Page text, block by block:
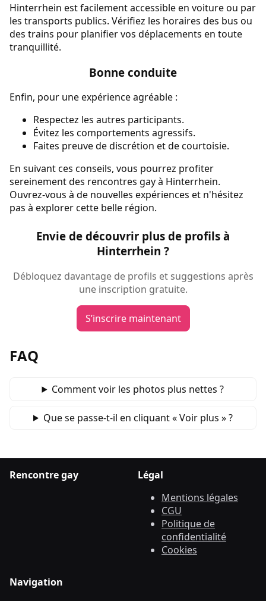
Hinterrhein est facilement accessible en voiture ou par
les transports publics. Vérifiez les horaires des bus ou
des trains pour planifier vos déplacements en toute
tranquillité.
Bonne conduite
Enfin, pour une expérience agréable :
Respectez les autres participants.
Évitez les comportements agressifs.
Faites preuve de discrétion et de courtoisie.
En suivant ces conseils, vous pourrez profiter
sereinement des rencontres gay à Hinterrhein.
Ouvrez-vous à de nouvelles expériences et n'hésitez
pas à explorer cette belle région.
Envie de découvrir plus de profils à
Hinterrhein ?
Débloquez davantage de profils et suggestions après
une inscription gratuite.
S’inscrire maintenant
FAQ
Comment voir les photos plus nettes ?
Que se passe‑t‑il en cliquant « Voir plus » ?
Rencontre gay
Légal
Mentions légales
CGU
Politique de
confidentialité
Cookies
Navigation